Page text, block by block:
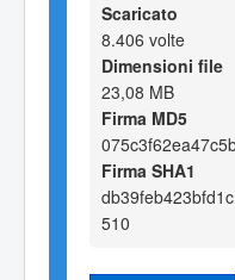
Scaricato
8.406 volte
Dimensioni file
23,08 MB
Firma MD5
Firma SHA1
510